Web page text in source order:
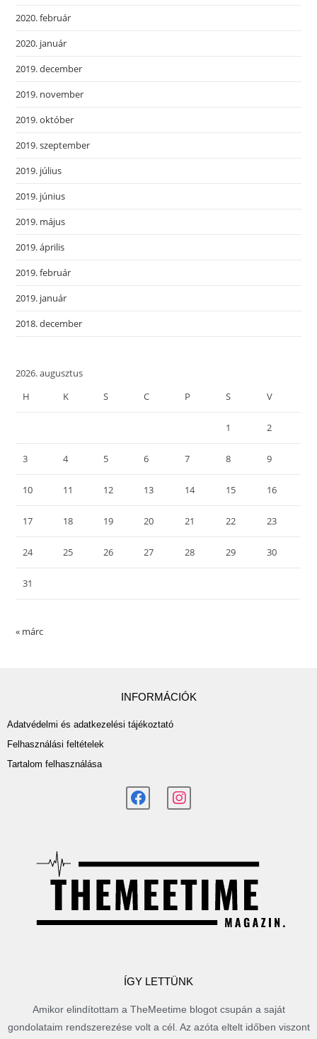
2020. február
2020. január
2019. december
2019. november
2019. október
2019. szeptember
2019. július
2019. június
2019. május
2019. április
2019. február
2019. január
2018. december
2026. augusztus
H
K S C P S V
1 2
3 4 5 6 7 8 9
10 11 12 13 14 15 16
17 18 19 20 21 22 23
24 25 26 27 28 29 30
31
« márc
INFORMÁCIÓK
Adatvédelmi és adatkezelési tájékoztató
Felhasználási feltételek
Tartalom felhasználása
ÍGY LETTÜNK
Amikor elindítottam a TheMeetime blogot csupán a saját
gondolataim rendszerezése volt a cél. Az azóta eltelt időben viszont